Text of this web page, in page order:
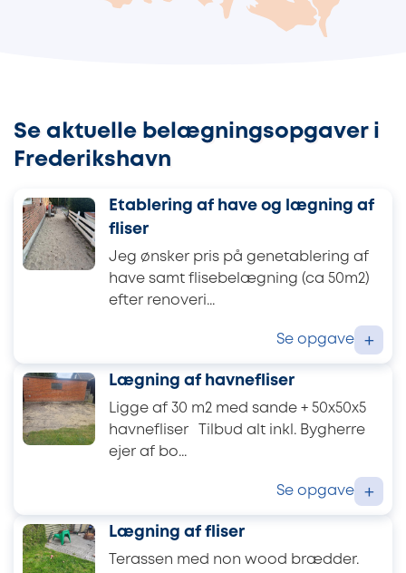
Se aktuelle belægningsopgaver i
Frederikshavn
Etablering af have og lægning af
fliser
Jeg ønsker pris på genetablering af
have samt flisebelægning (ca 50m2)
efter renoveri...
Se opgave +
Lægning af havnefliser
Ligge af 30 m2 med sande + 50x50x5
havnefliser Tilbud alt inkl. Bygherre
ejer af bo...
Se opgave +
Lægning af fliser
Terassen med non wood brædder.